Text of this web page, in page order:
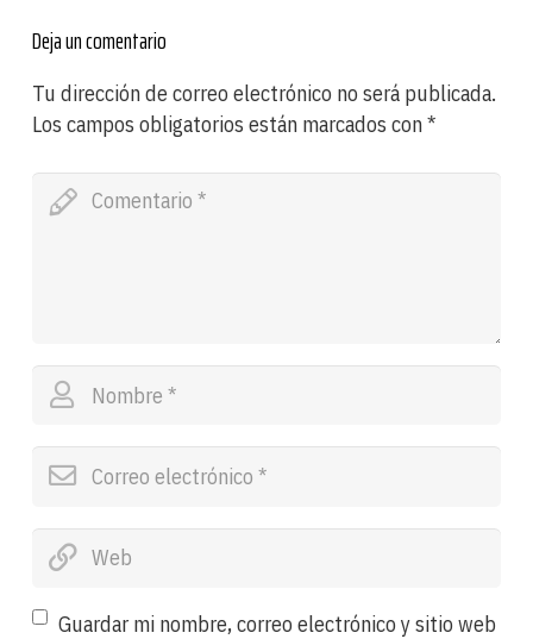
Deja un comentario
Tu dirección de correo electrónico no será publicada.
Los campos obligatorios están marcados con*
Guardar mi nombre, correo electrónico y sitio web